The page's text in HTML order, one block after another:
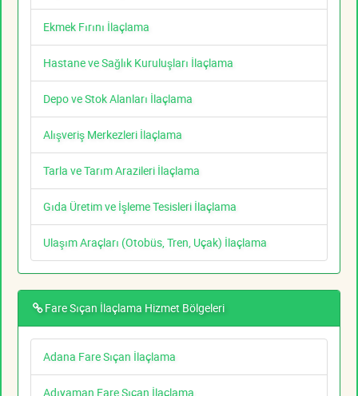
Ekmek Fırını İlaçlama
Hastane ve Sağlık Kuruluşları İlaçlama
Depo ve Stok Alanları İlaçlama
Alışveriş Merkezleri İlaçlama
Tarla ve Tarım Arazileri İlaçlama
Gıda Üretim ve İşleme Tesisleri İlaçlama
Ulaşım Araçları (Otobüs, Tren, Uçak) İlaçlama
Fare Sıçan İlaçlama Hizmet Bölgeleri
Adana Fare Sıçan İlaçlama
Adıyaman Fare Sıçan İlaçlama